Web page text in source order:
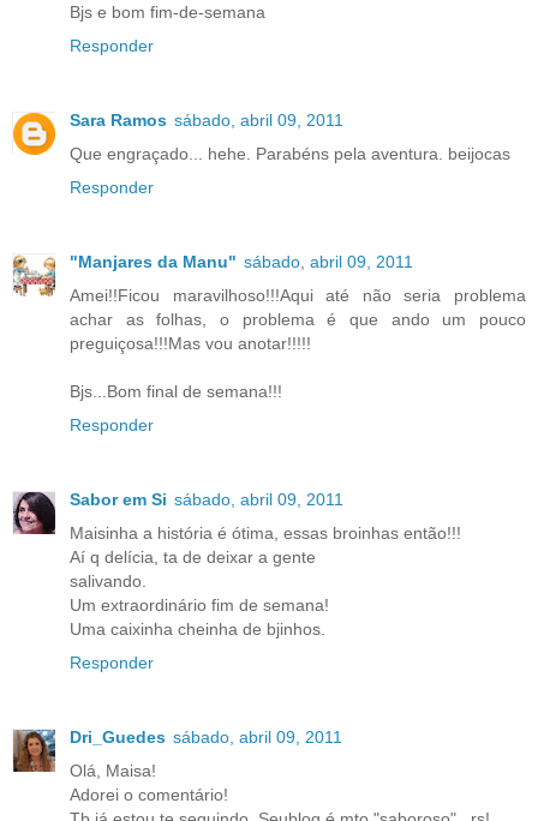
Bjs e bom fim-de-semana
Responder
Sara Ramos sábado, abril 09, 2011
Que engraçado... hehe. Parabéns pela aventura. beijocas
Responder
"Manjares da Manu" sábado, abril 09, 2011
Amei!!Ficou maravilhoso!!!Aqui até não seria problema
achar as folhas, o problema é que ando um pouco
preguiçosa!!!Mas vou anotar!!!!!
Bjs...Bom final de semana!!!
Responder
Sabor em Si sábado, abril 09, 2011
Maisinha a história é ótima, essas broinhas então!!!
Aí q delícia, ta de deixar a gente
salivando.
Um extraordinário fim de semana!
Uma caixinha cheinha de bjinhos.
Responder
Dri_Guedes sábado, abril 09, 2011
Olá, Maisa!
Adorei o comentário!